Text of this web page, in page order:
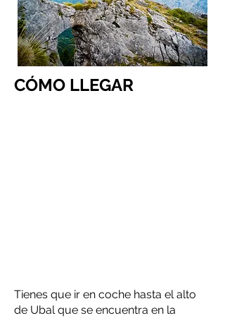
CÓMO LLEGAR
Tienes que ir en coche hasta el alto
de Ubal que se encuentra en la